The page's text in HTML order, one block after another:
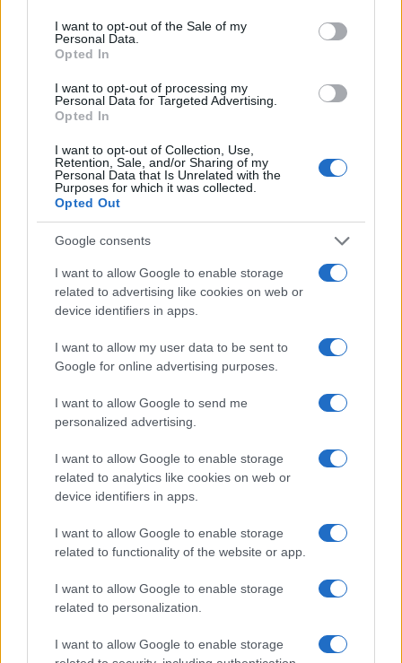
I want to opt-out of the Sale of my
Personal Data.
Opted In
I want to opt-out of processing my
Personal Data for Targeted Advertising.
Opted In
I want to opt-out of Collection, Use,
Retention, Sale, and/or Sharing of my
Personal Data that Is Unrelated with the
Purposes for which it was collected.
Opted Out
Google consents
I want to allow Google to enable storage
related to advertising like cookies on web or
device identifiers in apps.
I want to allow my user data to be sent to
Google for online advertising purposes.
I want to allow Google to send me
personalized advertising.
I want to allow Google to enable storage
related to analytics like cookies on web or
device identifiers in apps.
I want to allow Google to enable storage
related to functionality of the website or app.
I want to allow Google to enable storage
related to personalization.
I want to allow Google to enable storage
Corte dei conti, la riforma a
metà: si poteva fare di più
Chi firma non deve avere paura, chi paga le tasse
nemmeno. La magistratura contabile non deve
solo punire, ma aiutare la buona
amministrazione
Luigi Bisignani
8 Agosto 2026, 19:00
1.5k